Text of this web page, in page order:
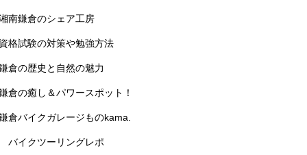
南鎌倉のシェア工房
格試験の対策や勉強方法
倉の歴史と自然の魅力
倉の癒し＆パワースポット！
倉バイクガレージものkama.
バイクツーリングレポ